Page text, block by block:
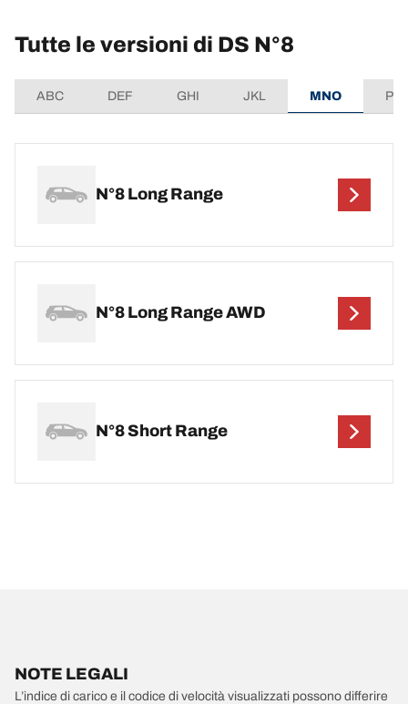
Tutte le versioni di DS N°8
ABC DEF GHI JKL MNO
N°8 Long Range
N°8 Long Range AWD
N°8 Short Range
NOTE LEGALI
L’indice di carico e il codice di velocità visualizzati possono differire